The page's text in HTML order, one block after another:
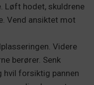
Løft hodet, skuldrene
Vend ansiktet mot
Videre
berører. Senk
forsiktig pannen